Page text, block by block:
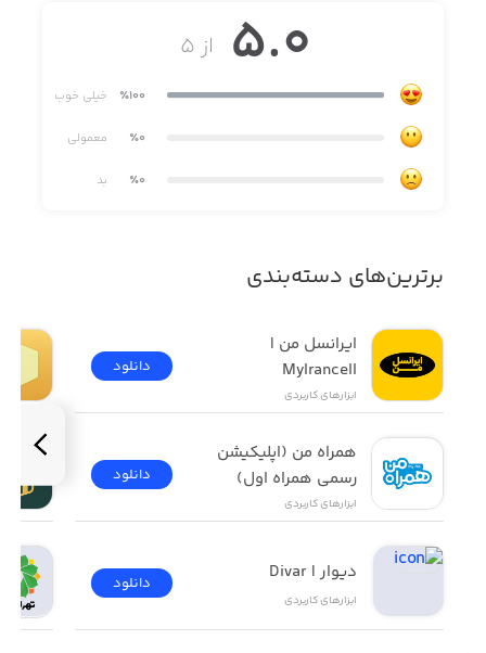
از ۵ 5.0
٪100 خیلی خوب
٪0 معمولی
٪0 بد
برترین‌های دسته‌بندی
MyIrancell
ابزار‌های کاربردی
دانلود
رسمی همراه اول)
ابزار‌های کاربردی
دانلود
دیوار | Divar
ابزار‌های کاربردی
دانلود